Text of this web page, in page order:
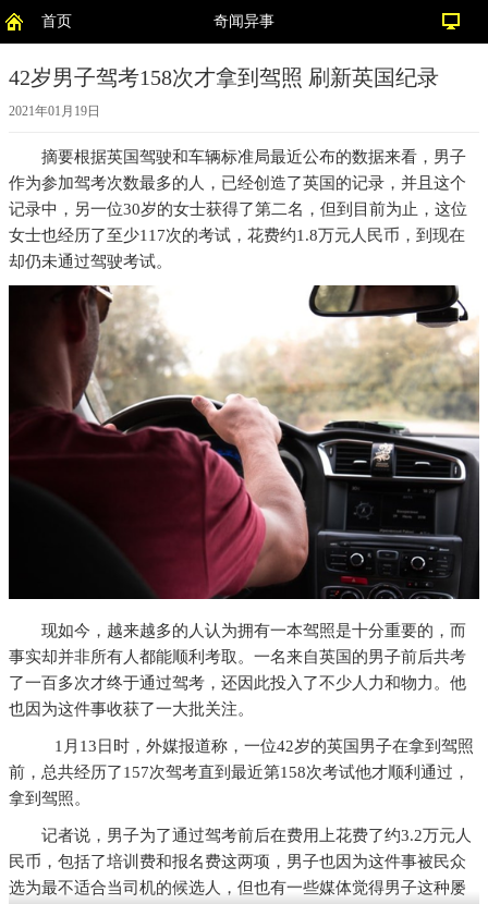
首页 奇闻异事
42岁男子驾考158次才拿到驾照 刷新英国纪录
2021年01月19日
摘要根据英国驾驶和车辆标准局最近公布的数据来看，男子
作为参加驾考次数最多的人，已经创造了英国的记录，并且这个
记录中，另一位30岁的女士获得了第二名，但到目前为止，这位
女士也经历了至少117次的考试，花费约1.8万元人民币，到现在
却仍未通过驾驶考试。
现如今，越来越多的人认为拥有一本驾照是十分重要的，而
事实却并非所有人都能顺利考取。一名来自英国的男子前后共考
了一百多次才终于通过驾考，还因此投入了不少人力和物力。他
也因为这件事收获了一大批关注。
1月13日时，外媒报道称，一位42岁的英国男子在拿到驾照
前，总共经历了157次驾考直到最近第158次考试他才顺利通过，
拿到驾照。
记者说，男子为了通过驾考前后在费用上花费了约3.2万元人
民币，包括了培训费和报名费这两项，男子也因为这件事被民众
选为最不适合当司机的候选人，但也有一些媒体觉得男子这种屡